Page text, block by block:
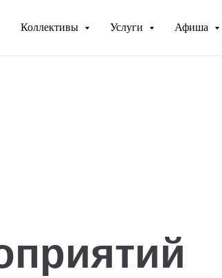
Коллективы Услуги Афиша